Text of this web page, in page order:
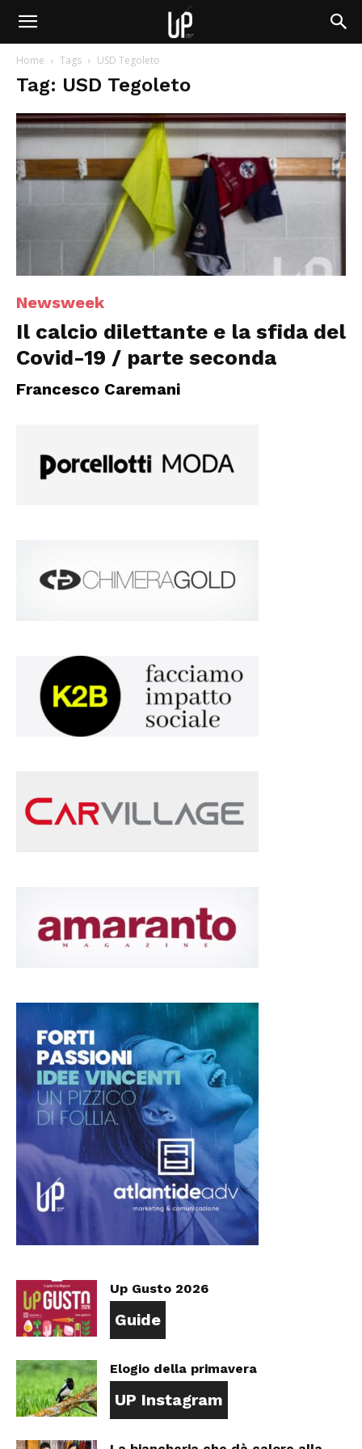
Home Tags USD Tegoleto
Tag: USD Tegoleto
Newsweek
Il calcio dilettante e la sfida del
Covid-19 / parte seconda
Francesco Caremani
Up Gusto 2026
Guide
Elogio della primavera
UP Instagram